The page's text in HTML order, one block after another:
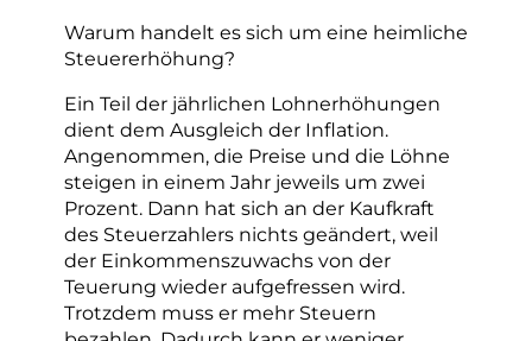
Warum handelt es sich um eine heimliche
Steuererhöhung?
Ein Teil der jährlichen Lohnerhöhungen
dient dem Ausgleich der Inflation.
Angenommen, die Preise und die Löhne
steigen in einem Jahr jeweils um zwei
Prozent. Dann hat sich an der Kaufkraft
des Steuerzahlers nichts geändert, weil
der Einkommenszuwachs von der
Teuerung wieder aufgefressen wird.
Trotzdem muss er mehr Steuern